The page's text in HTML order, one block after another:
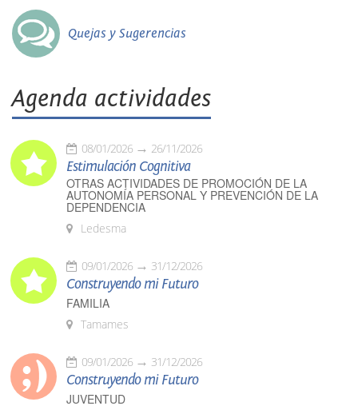
Quejas y Sugerencias
Agenda actividades
08/01/2026 26/11/2026
Estimulación Cognitiva
OTRAS ACTIVIDADES DE PROMOCIÓN DE LA
AUTONOMÍA PERSONAL Y PREVENCIÓN DE LA
DEPENDENCIA
Ledesma
09/01/2026 31/12/2026
Construyendo mi Futuro
FAMILIA
Tamames
09/01/2026 31/12/2026
Construyendo mi Futuro
JUVENTUD